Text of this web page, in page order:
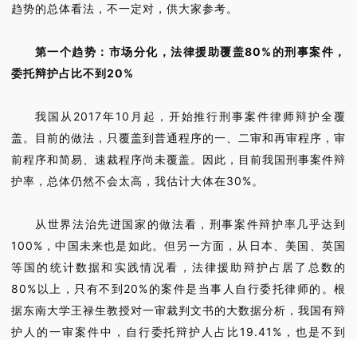
趋势的总体看法，不一定对，供大家参考。
第一个趋势：市场分化，法律援助覆盖80%的刑事案件，
委托辩护占比不到20%
我国从2017年10月起，开始推行刑事案件律师辩护全覆
盖。目前的做法，只覆盖到普通程序的一、二审和再审程序，审
前程序和简易、速裁程序尚未覆盖。因此，目前我国刑事案件辩
护率，总体仍然不会太高，我估计大体在30%。
从世界法治先进国家的做法看，刑事案件辩护率几乎达到
100%，中国未来也是如此。但另一方面，从日本、美国、英国
等国的统计数据和实践情况看，法律援助辩护占居了总数的
80%以上，只有不到20%的案件是当事人自行委托律师的。根
据东南大学王禄生教授对一审裁判文书的大数据分析，我国有辩
护人的一审案件中，自行委托辩护人占比19.41%，也是不到